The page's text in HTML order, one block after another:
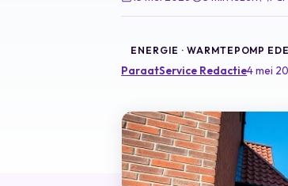
ENERGIE · WARMTEPOMP EDE
ParaatService Redactie4 mei